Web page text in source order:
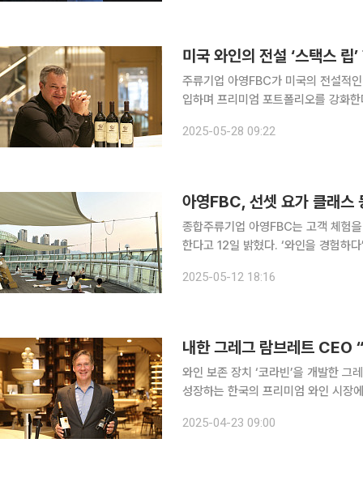
미국 와인의 전설 ‘스택스
주류기업 아영FBC가 미국의 전설적
입하며 프리미엄 포트폴리오를 강화한다. 아영FBC는 27일 서울 송파구 신천동 클럽코라
Notaro)가 방한해 브랜드 철학과 포
2025-05-28 09:22
아영FBC, 선셋 요가 클래스
종합주류기업 아영FBC는 고객 체험
한다고 12일 밝혔다. ‘와인을 경험하다’는 테마로 구성된 이번 기획은 테이스팅 노트 작성 프로그램
2025-05-12 18:16
와인 보존 장치 ‘코라빈’을 개발한 그
성장하는 한국의 프리미엄 와인 시장에 코라
2025-04-23 09:00